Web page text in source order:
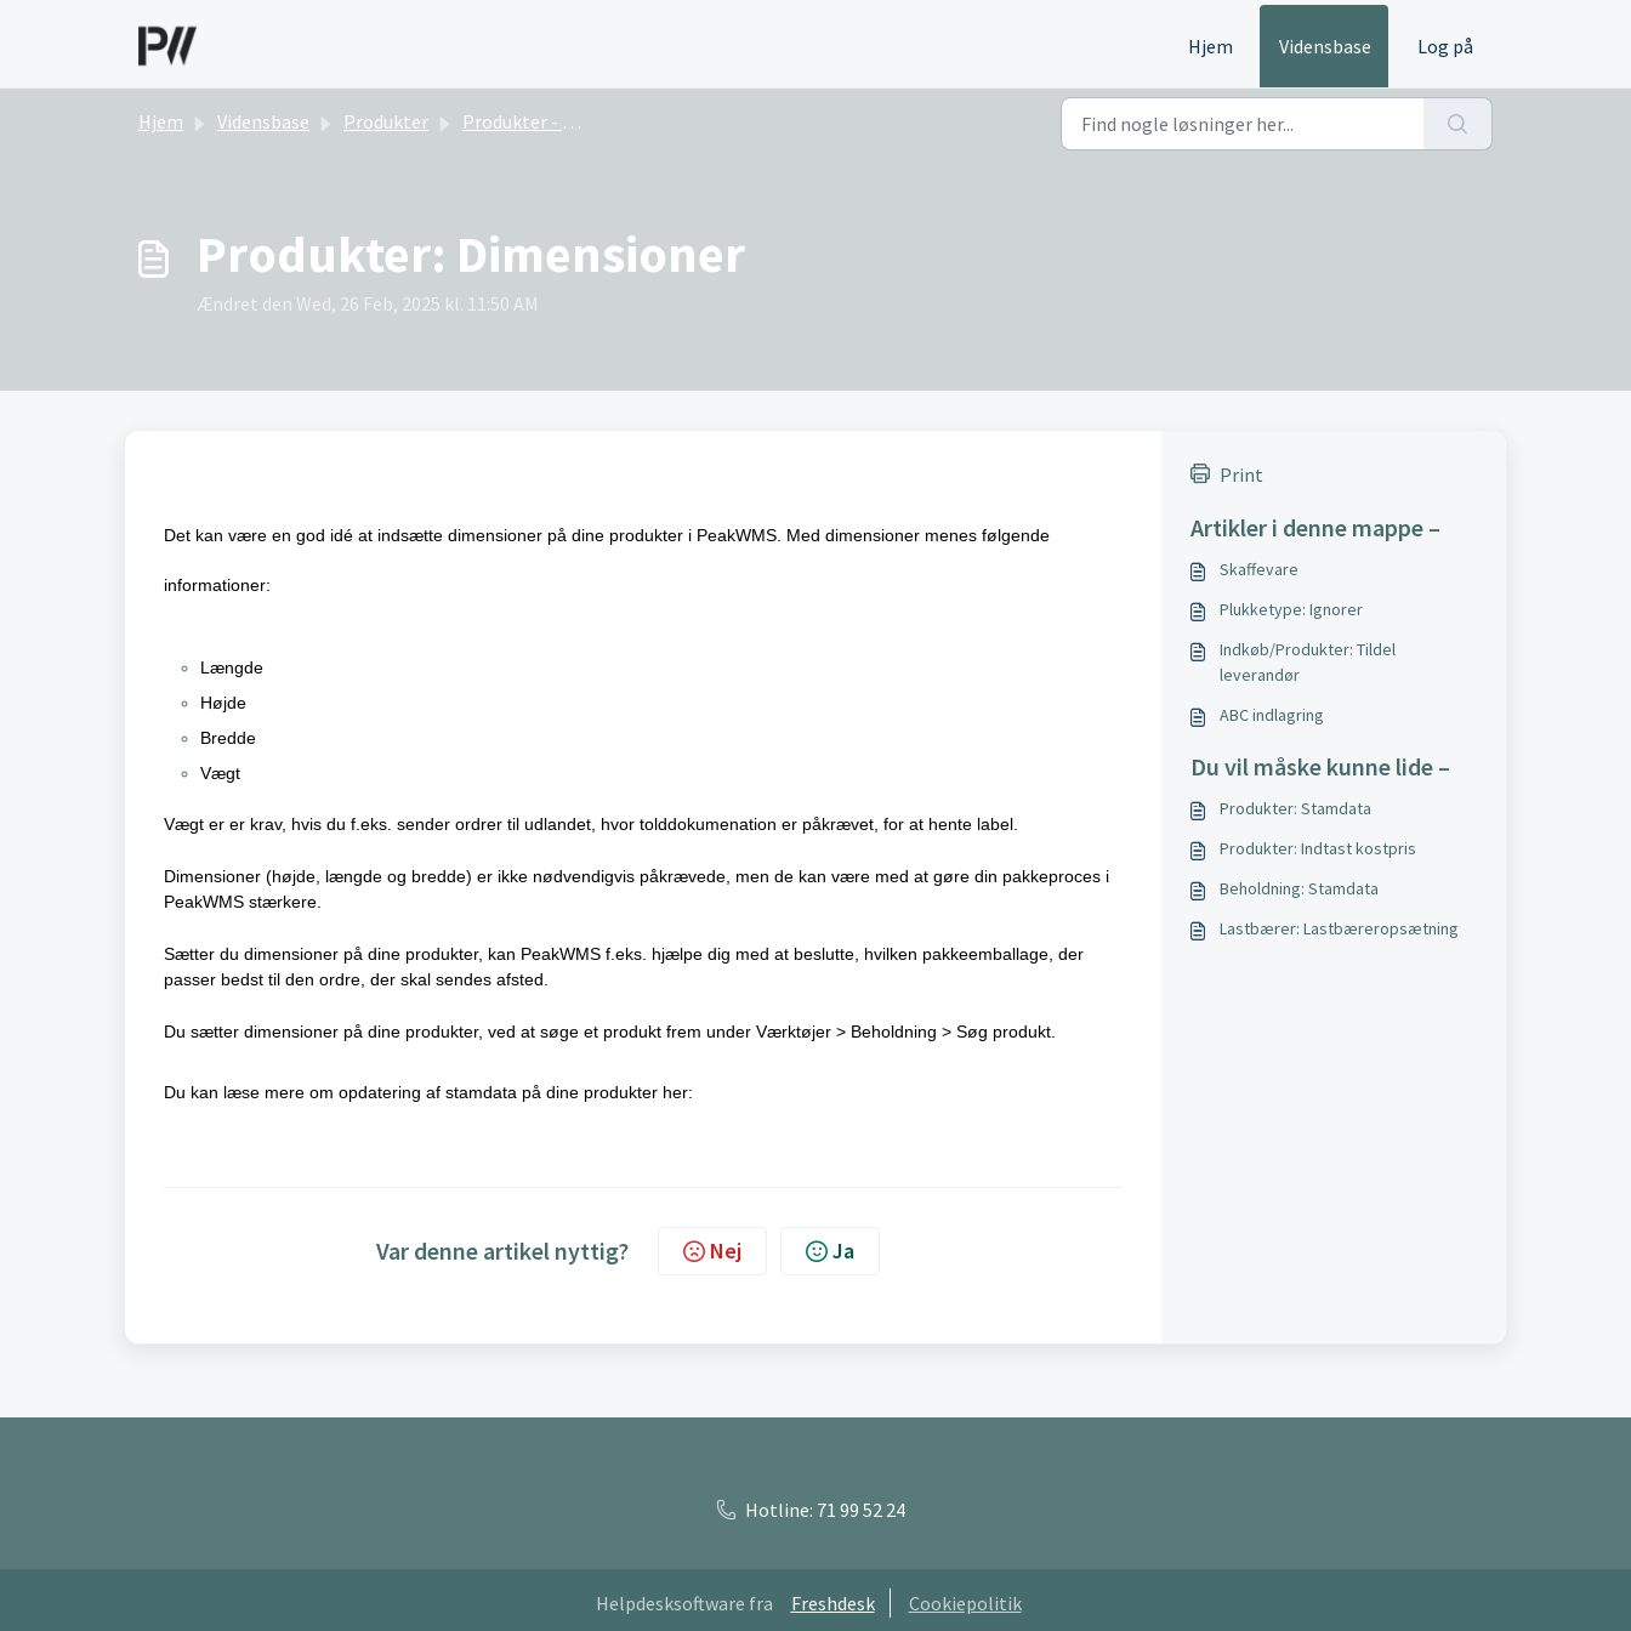
Hjem
Vidensbase Log på
Hjem Vidensbase Produkter Produkter - Produkter
Produkter: Dimensioner
Ændret den Wed, 26 Feb, 2025 kl. 11:50 AM
Det kan være en god idé at indsætte dimensioner på dine produkter i PeakWMS. Med dimensioner menes følgende
informationer:
Længde
Højde
Bredde
Vægt
Vægt er er krav, hvis du f.eks. sender ordrer til udlandet, hvor tolddokumenation er påkrævet, for at hente label.
Dimensioner (højde, længde og bredde) er ikke nødvendigvis påkrævede, men de kan være med at gøre din pakkeproces i
PeakWMS stærkere.
Sætter du dimensioner på dine produkter, kan PeakWMS f.eks. hjælpe dig med at beslutte, hvilken pakkeemballage, der
passer bedst til den ordre, der skal sendes afsted.
Du sætter dimensioner på dine produkter, ved at søge et produkt frem under Værktøjer > Beholdning > Søg produkt.
Du kan læse mere om opdatering af stamdata på dine produkter her:
Var denne artikel nyttig? Nej Ja
Print
Artikler i denne mappe –
Skaffevare
Plukketype: Ignorer
Indkøb/Produkter: Tildel
leverandør
ABC indlagring
Du vil måske kunne lide –
Produkter: Stamdata
Produkter: Indtast kostpris
Beholdning: Stamdata
Lastbærer: Lastbæreropsætning
Hotline: 71 99 52 24
Helpdesksoftware fra Freshdesk Cookiepolitik